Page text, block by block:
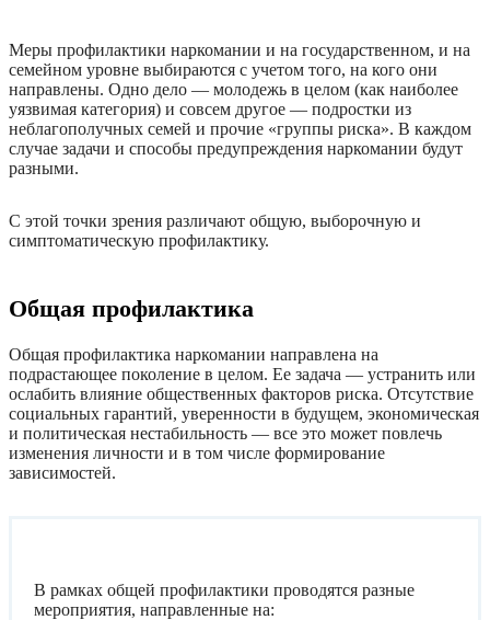
Меры профилактики наркомании и на государственном, и на
семейном уровне выбираются с учетом того, на кого они
направлены. Одно дело — молодежь в целом (как наиболее
уязвимая категория) и совсем другое — подростки из
неблагополучных семей и прочие «группы риска». В каждом
случае задачи и способы предупреждения наркомании будут
разными.
С этой точки зрения различают общую, выборочную и
симптоматическую профилактику.
Общая профилактика
Общая профилактика наркомании направлена на
подрастающее поколение в целом. Ее задача — устранить или
ослабить влияние общественных факторов риска. Отсутствие
социальных гарантий, уверенности в будущем, экономическая
и политическая нестабильность — все это может повлечь
изменения личности и в том числе формирование
зависимостей.
В рамках общей профилактики проводятся разные
мероприятия, направленные на: